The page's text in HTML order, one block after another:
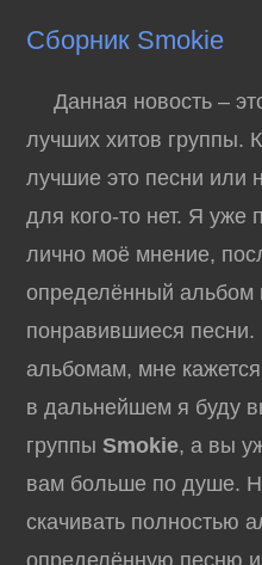
Сборник Smokie
Данная новость –
лучших хитов группы.
лучшие это песни или
для кого-то нет. Я уже
лично моё мнение,
определённый альбом
понравившиеся песни.
альбомам, мне
в дальнейшем я буду
группыSmokie, а вы
вам больше по душе.
скачивать полностью